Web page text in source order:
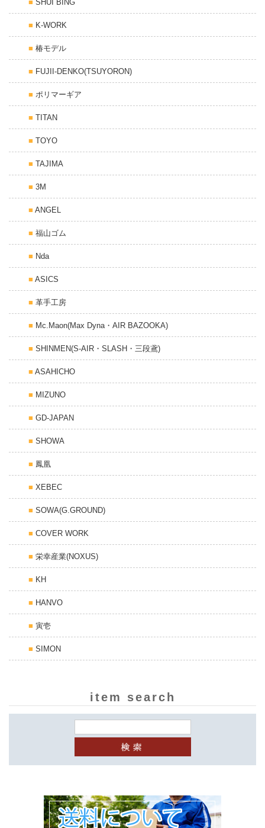
SHUI BING
K-WORK
椿モデル
FUJII-DENKO(TSUYORON)
ポリマーギア
TITAN
TOYO
TAJIMA
3M
ANGEL
福山ゴム
Nda
ASICS
革手工房
Mc.Maon(Max Dyna・AIR BAZOOKA)
SHINMEN(S-AIR・SLASH・三段鳶)
ASAHICHO
MIZUNO
GD-JAPAN
SHOWA
鳳凰
XEBEC
SOWA(G.GROUND)
COVER WORK
栄幸産業(NOXUS)
KH
HANVO
寅壱
SIMON
item search